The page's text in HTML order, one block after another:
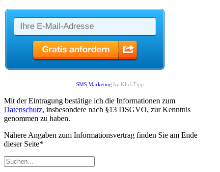
SMS Marketing by KlickTipp
Mit der Eintragung bestätige ich die Informationen zum
Datenschutz, insbesondere nach §13 DSGVO, zur Kenntnis
genommen zu haben.
Nähere Angaben zum Informationsvertrag finden Sie am Ende
dieser Seite*